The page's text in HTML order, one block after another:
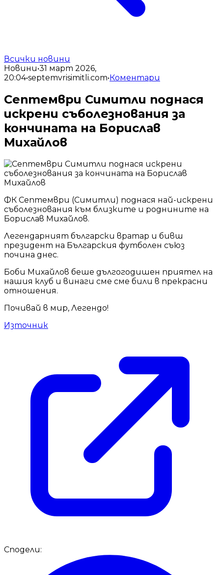
Всички новини
Новини•31 март 2026,
20:04•septemvrisimitli.com•Коментари
Септември Симитли поднася
искрени съболезнования за
кончината на Борислав
Михайлов
ФК Септември (Симитли) поднася най-искрени
съболезнования към близките и роднините на
Борислав Михайлов.
Легендарният български вратар и бивш
президент на Българския футболен съюз
почина днес.
Боби Михайлов беше дългогодишен приятел на
нашия клуб и винаги сме сме били в прекрасни
отношения.
Почивай в мир, Легендо!
Източник
Сподели: